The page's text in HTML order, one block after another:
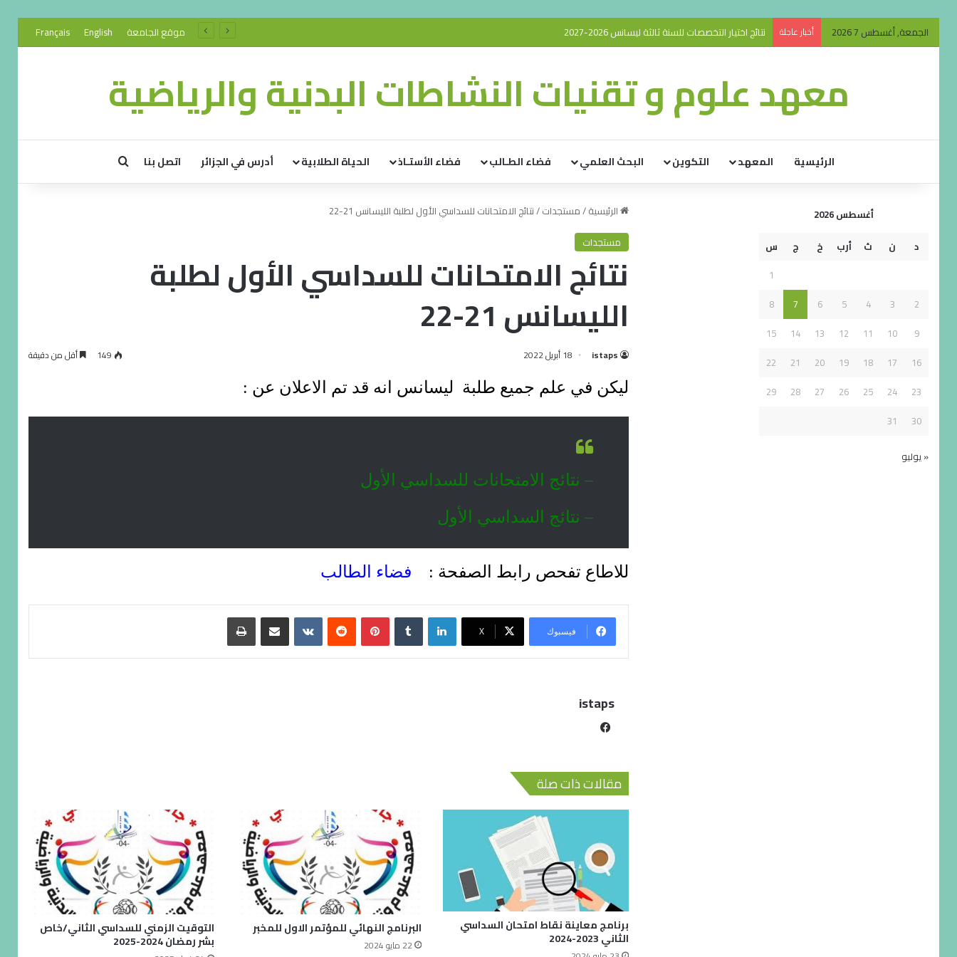
الجمعة, أغسطس 7 2026 أخبار عاجلة نتائج اختيار التخصصات للسنة ثالثة ليسانس 2026-2027 موقع الجامعة English
Français
معهد علوم و تقنيات النشاطات البدنية والرياضية
الرئيسية المعهد التكوين البحث العلمي فضاء الطـالب فضاء الأستـاذ الحياة الطلابية أدرس في الجزائر اتصل بنا
الرئيسية/مستجدات/نتائج الامتحانات للسداسي الأول لطلبة الليسانس 21-22
مستجدات
نتائج الامتحانات للسداسي الأول لطلبة
الليسانس 21-22
istaps 18 أبريل 2022 149 أقل من دقيقة
ليكن في علم جميع طلبة ليسانس انه قد تم الاعلان عن :
– نتائج الامتحانات للسداسي الأول
– نتائج ا لسداسي الأول
للاطاع تفحص رابط الصفحة : فضاء الطالب
فيسبوك X
istaps
مقالات ذات صلة
برنامج معاينة نقاط امتحان السداسي
الثاني 2023-2024
البرنامج النهائي للمؤتمر الاول للمخبر
22 مايو 2024
التوقيت الزمني للسداسي الثاني/خاص
بشر رمضان 2024-2025
أغسطس 2026
د
ن ث أرب خ ج
س
1
2
3
4
5
6
7
8
9
10
11
12
13
14
15
16
17
18
19
20
21
22
23
24
25
26
27
28
29
30
31
« يوليو